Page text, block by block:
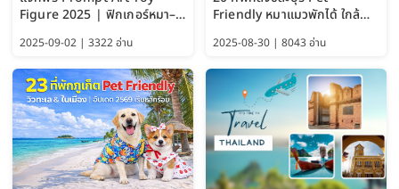
Figure 2025 | ฟิกเกอร์หมา–
ChatGPT และ Gemini
2025-09-02 | 3322 อ่าน
Friendly หมาแมวพักได้ ใกล้
2025-08-30 | 8043 อ่าน